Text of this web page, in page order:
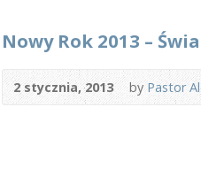
Nowy Rok 2013 –
2 stycznia, 2013 by Pastor